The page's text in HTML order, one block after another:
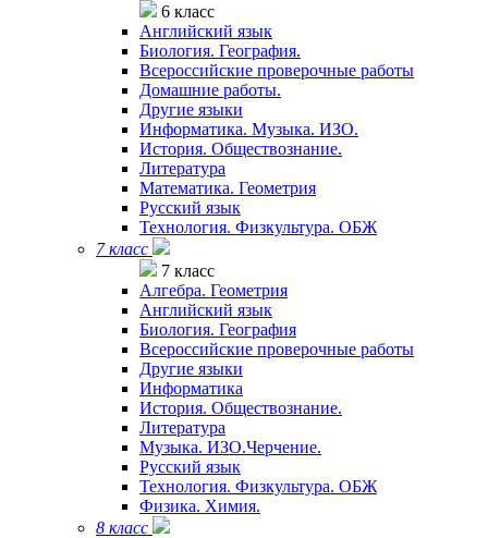
6 класс
Английский язык
Биология. География.
Всероссийские проверочные работы
Домашние работы.
Другие языки
Информатика. Музыка. ИЗО.
История. Обществознание.
Литература
Математика. Геометрия
Русский язык
Технология. Физкультура. ОБЖ
7 класс
7 класс
Алгебра. Геометрия
Английский язык
Биология. География
Всероссийские проверочные работы
Другие языки
Информатика
История. Обществознание.
Литература
Музыка. ИЗО.Черчение.
Русский язык
Технология. Физкультура. ОБЖ
Физика. Химия.
8 класс